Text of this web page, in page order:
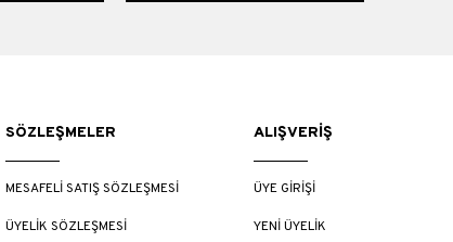
SÖZLEŞMELER
MESAFELİ SATIŞ SÖZLEŞMESİ
ÜYELİK SÖZLEŞMESİ
ALIŞVERİŞ
ÜYE GİRİŞİ
YENİ ÜYELİK